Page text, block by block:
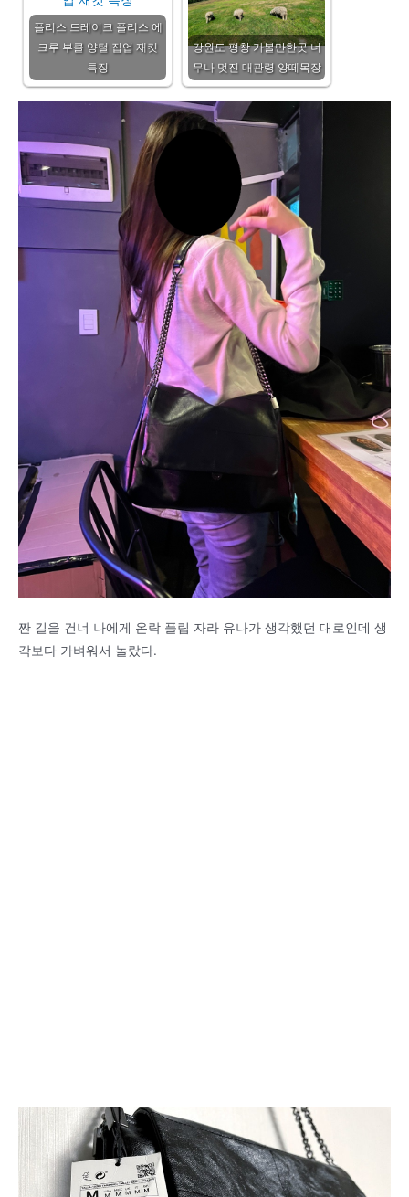
플리스 드레이크 플리스 에
크루 부클 양털 집업 재킷
특징
강원도 평창 가볼만한곳 너
무나 멋진 대관령 양떼목장
짠 길을 건너 나에게 온락 플립 자라 유나가 생각했던 대로인데 생
각보다 가벼워서 놀랐다.